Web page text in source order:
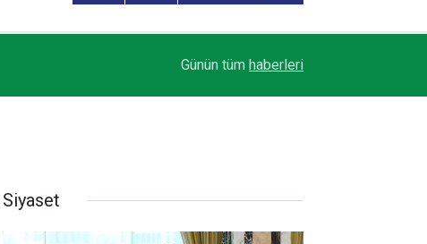
Günün tüm haberleri
Siyaset